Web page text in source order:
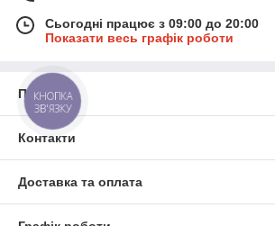
Сьогодні працює з 09:00 до 20:00
Показати весь графік роботи
Про нас
Контакти
Доставка та оплата
КНОПКА
ЗВ'ЯЗКУ